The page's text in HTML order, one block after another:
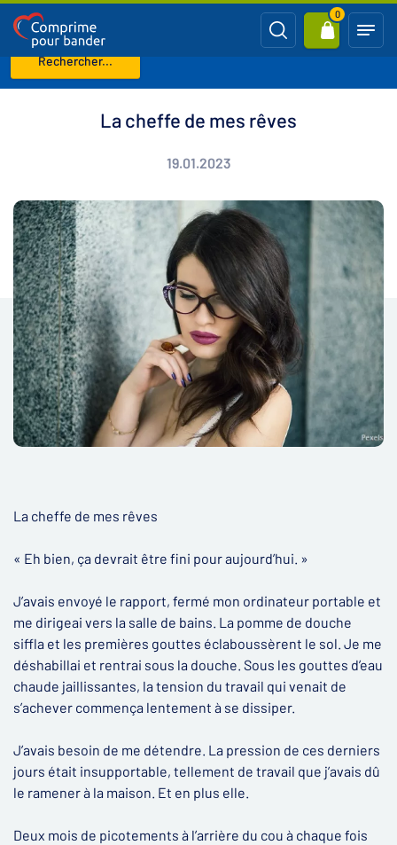
Rechercher...
0
Page d'accueil Blog
La cheffe de mes rêves
19.01.2023
La cheffe de mes rêves
« Eh bien, ça devrait être fini pour aujourd’hui. »
J’avais envoyé le rapport, fermé mon ordinateur portable et
me dirigeai vers la salle de bains. La pomme de douche
siffla et les premières gouttes éclaboussèrent le sol. Je me
déshabillai et rentrai sous la douche. Sous les gouttes d’eau
chaude jaillissantes, la tension du travail qui venait de
s’achever commença lentement à se dissiper.
J’avais besoin de me détendre. La pression de ces derniers
jours était insupportable, tellement de travail que j’avais dû
le ramener à la maison. Et en plus elle.
Deux mois de picotements à l’arrière du cou à chaque fois